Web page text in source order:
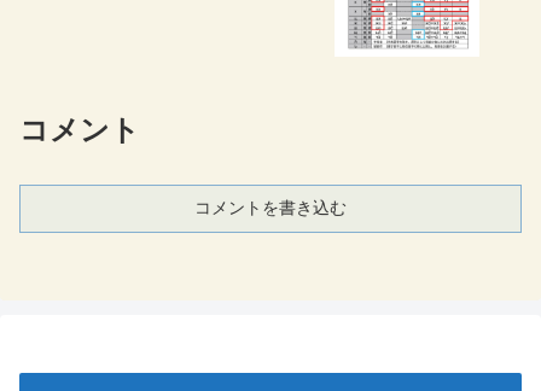
コメント
コメントを書き込む